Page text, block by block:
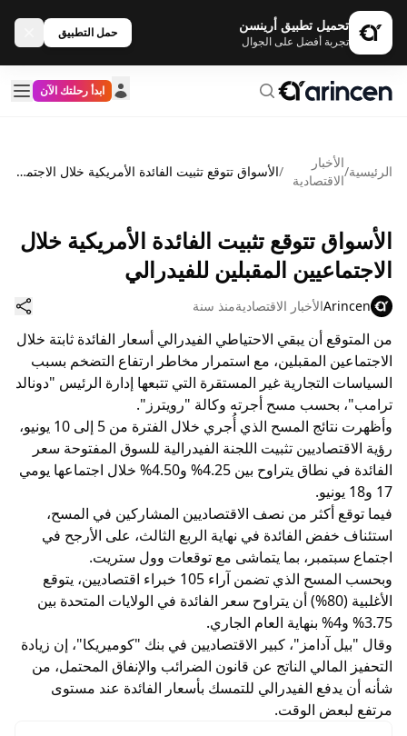
تحميل تطبيق أرينسن
تجربة أفضل على الجوال
حمل التطبيق
ابدأ رحلتك الآن
الرئيسية/
الأخبار
الاقتصادية
/ الأسواق تتوقع تثبيت الفائدة الأمريكية خلال الاجتماعيين المقبلين للفيدرالي
الأسواق تتوقع تثبيت الفائدة الأمريكية خلال
الاجتماعيين المقبلين للفيدرالي
Arincenالأخبار الاقتصاديةمنذ سنة
من المتوقع أن يبقي الاحتياطي الفيدرالي أسعار الفائدة ثابتة خلال
الاجتماعين المقبلين، مع استمرار مخاطر ارتفاع التضخم بسبب
السياسات التجارية غير المستقرة التي تتبعها إدارة الرئيس "دونالد
ترامب"، بحسب مسح أجرته وكالة "رويترز".
وأظهرت نتائج المسح الذي أُجري خلال الفترة من 5 إلى 10 يونيو،
رؤية الاقتصاديين تثبيت اللجنة الفيدرالية للسوق المفتوحة سعر
الفائدة في نطاق يتراوح بين 4.25% و4.50% خلال اجتماعها يومي
17 و18 يونيو.
فيما توقع أكثر من نصف الاقتصاديين المشاركين في المسح،
استئناف خفض الفائدة في نهاية الربع الثالث، على الأرجح في
اجتماع سبتمبر، بما يتماشى مع توقعات وول ستريت.
وبحسب المسح الذي تضمن آراء 105 خبراء اقتصاديين، يتوقع
الأغلبية (80%) أن يتراوح سعر الفائدة في الولايات المتحدة بين
3.75% و4% بنهاية العام الجاري.
وقال "بيل آدامز"، كبير الاقتصاديين في بنك "كوميريكا"، إن زيادة
التحفيز المالي الناتج عن قانون الضرائب والإنفاق المحتمل، من
شأنه أن يدفع الفيدرالي للتمسك بأسعار الفائدة عند مستوى
مرتفع لبعض الوقت.